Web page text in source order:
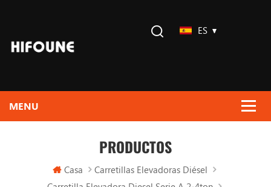
ES
PRODUCTOS
Casa
Carretillas Elevadoras Diésel